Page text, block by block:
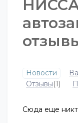
Новости
Отзывы(1)
Сюда еще